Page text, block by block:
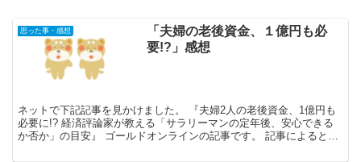
思った事・感想
「夫婦の老後資金、１億円も必
要!?」感想
ネットで下記記事を見かけました。 『夫婦2人の老後資金、1億円も
必要に!? 経済評論家が教える「サラリーマンの定年後、安心できる
か否か」の目安』 ゴールドオンラインの記事です。 記事によると、